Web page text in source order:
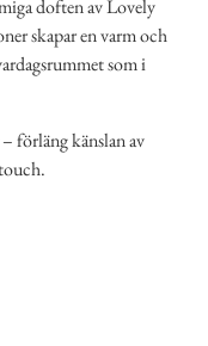
doften av Lovely
skapar en varm och
som i
förläng känslan av